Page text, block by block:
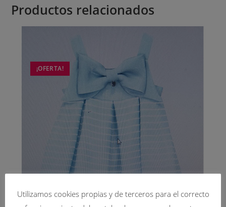
Productos relacionados
¡OFERTA!
Utilizamos cookies propias y de terceros para el correcto